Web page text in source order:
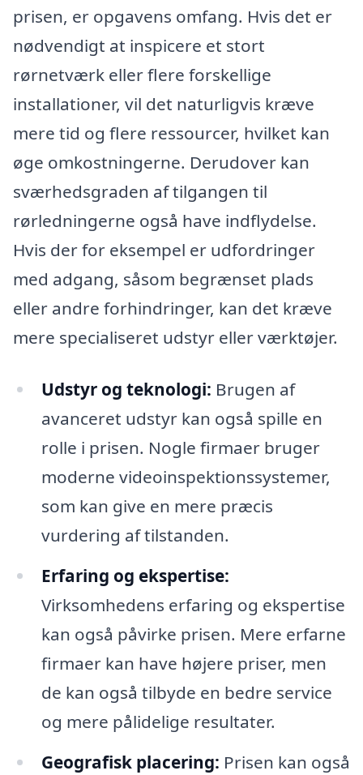
prisen, er opgavens omfang. Hvis det er
nødvendigt at inspicere et stort
rørnetværk eller flere forskellige
installationer, vil det naturligvis kræve
mere tid og flere ressourcer, hvilket kan
øge omkostningerne. Derudover kan
sværhedsgraden af tilgangen til
rørledningerne også have indflydelse.
Hvis der for eksempel er udfordringer
med adgang, såsom begrænset plads
eller andre forhindringer, kan det kræve
mere specialiseret udstyr eller værktøjer.
Udstyr og teknologi: Brugen af
avanceret udstyr kan også spille en
rolle i prisen. Nogle firmaer bruger
moderne videoinspektionssystemer,
som kan give en mere præcis
vurdering af tilstanden.
Erfaring og ekspertise:
Virksomhedens erfaring og ekspertise
kan også påvirke prisen. Mere erfarne
firmaer kan have højere priser, men
de kan også tilbyde en bedre service
og mere pålidelige resultater.
Geografisk placering: Prisen kan også